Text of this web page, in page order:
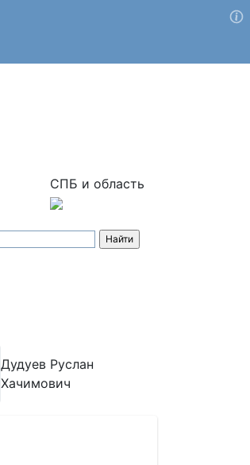
СПБ и область
Дудуев Руслан
Хачимович